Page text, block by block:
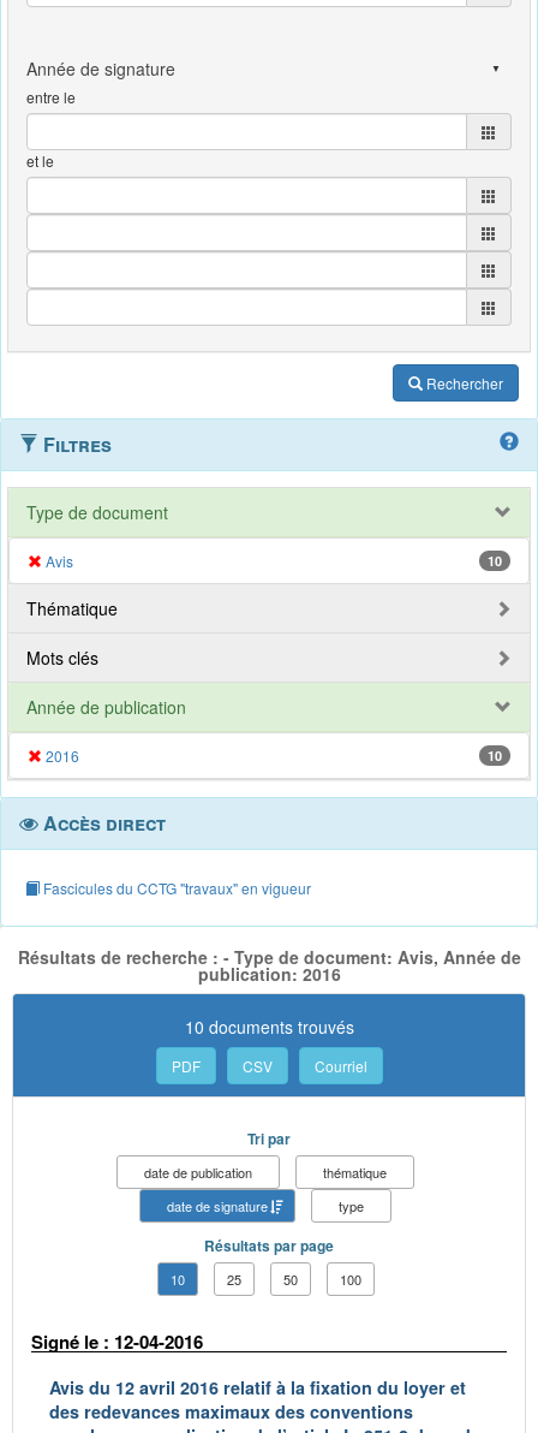
entre le
et le
Rechercher
Filtres
Type de document
Avis 10
Thématique
Mots clés
Année de publication
2016 10
Accès direct
Fascicules du CCTG "travaux" en vigueur
Résultats de recherche : - Type de document: Avis, Année de
publication: 2016
10 documents trouvés
PDF CSV Courriel
Tri par
date de publication
thématique
date de signature
type
Résultats par page
10 25 50 100
Signé le : 12-04-2016
Avis du 12 avril 2016 relatif à la fixation du loyer et
des redevances maximaux des conventions